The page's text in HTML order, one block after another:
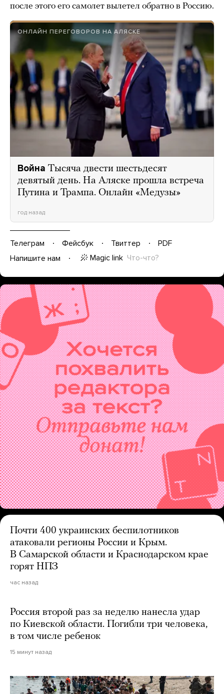
после этого его самолет вылетел обратно в Россию.
ОНЛАЙН ПЕРЕГОВОРОВ НА АЛЯСКЕ
Война Тысяча двести шестьдесят
девятый день. На Аляске прошла встреча
Путина и Трампа. Онлайн «Медузы»
год назад
Телеграм Фейсбук Твиттер
PDF
Напишите нам
Magic link Что-что?
Почти 400 украинских беспилотников
атаковали регионы России и Крым.
В Самарской области и Краснодарском крае
горят НПЗ
час назад
Россия второй раз за неделю нанесла удар
по Киевской области. Погибли три человека,
в том числе ребенок
15 минут назад